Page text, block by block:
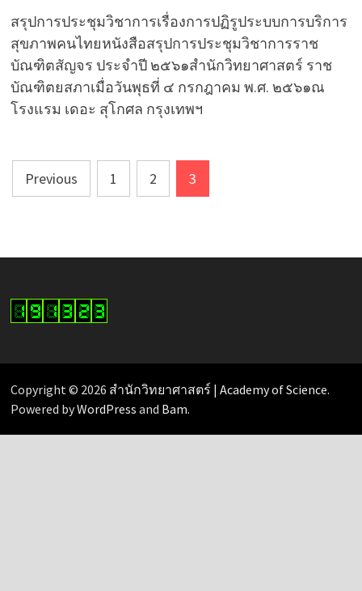
สรุปการประชุมวิชาการเรื่องการปฏิรูประบบการบริการ
สุขภาพคนไทยหนังสือสรุปการประชุมวิชาการราช
บัณฑิตสัญจร ประจำปี ๒๕๖๑สำนักวิทยาศาสตร์ ราช
บัณฑิตยสภาเมื่อวันพุธที่ ๔ กรกฎาคม พ.ศ. ๒๕๖๑ณ
โรงแรม เดอะ สุโกศล กรุงเทพฯ
Posts
pagination
Previous 1 2 3
Copyright © 2026 สำนักวิทยาศาสตร์ | Academy of Science.
Powered byWordPress and Bam.